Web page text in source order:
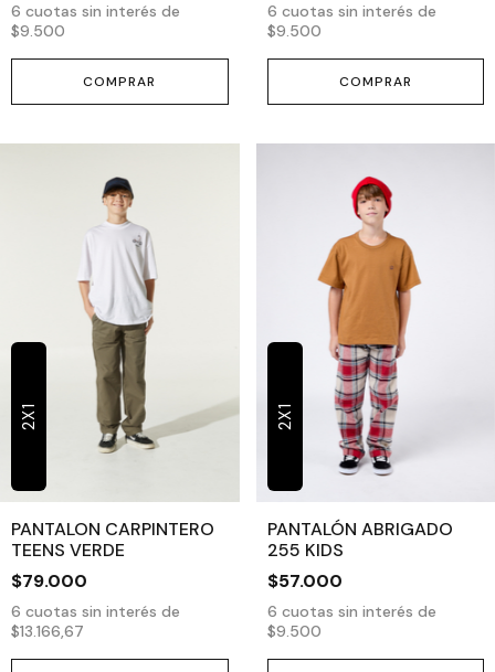
6 cuotas sin interés de
$9.500
COMPRAR
6 cuotas sin interés de
$9.500
COMPRAR
2X1
PANTALON CARPINTERO
TEENS VERDE
$79.000
6 cuotas sin interés de
$13.166,67
2X1
PANTALÓN ABRIGADO
255 KIDS
$57.000
6 cuotas sin interés de
$9.500